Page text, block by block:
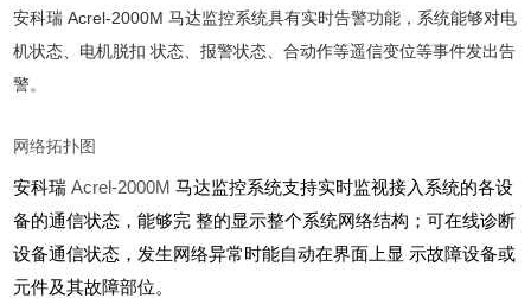
安科瑞 Acrel-2000M ⻢达监控系统具有实时告警功能，系统能够对电
机状态、电机脱扣 状态、报警状态、合动作等遥信变位等事件发出告
警。
⽹络拓扑图
安科瑞Acrel-2000M⻢达监控系统⽀持实时监视接⼊系统的各设
备的通信状态，能够完整的显示整个系统⽹络结构；可在线诊断
设备通信状态，发⽣⽹络异常时能⾃动在界⾯上显 示故障设备或
元件及其故障部位。